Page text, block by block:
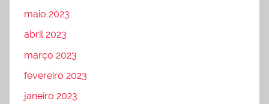
maio 2023
abril 2023
março 2023
fevereiro 2023
janeiro 2023